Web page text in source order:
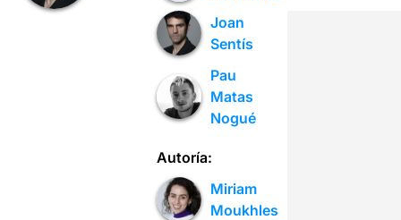
Joan
Sentís
Pau
Matas
Nogué
Autoría:
Miriam
Moukhles